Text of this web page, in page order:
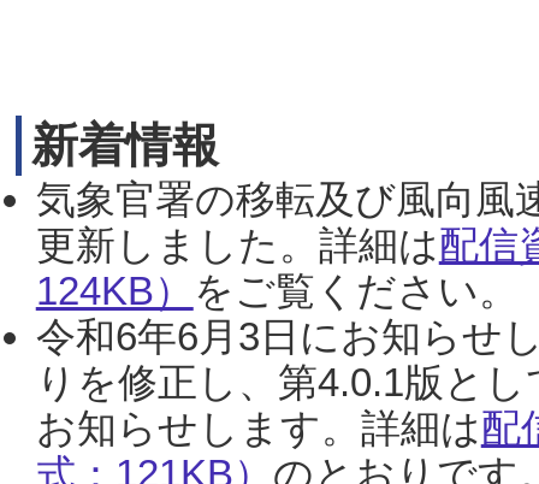
新着情報
気象官署の移転及び風向風
更新しました。詳細は配信
124KB） をご覧ください。
令和6年6月3日にお知らせ
りを修正し、第4.0.1版と
お知らせします。詳細は配
式：121KB） のとおりです